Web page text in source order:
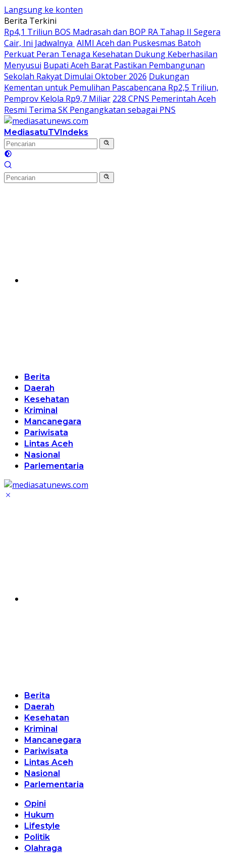
Langsung ke konten
Berita Terkini
Rp4,1 Triliun BOS Madrasah dan BOP RA Tahap II Segera
Cair, Ini Jadwalnya AIMI Aceh dan Puskesmas Batoh
Perkuat Peran Tenaga Kesehatan Dukung Keberhasilan
Menyusui Bupati Aceh Barat Pastikan Pembangunan
Sekolah Rakyat Dimulai Oktober 2026 Dukungan
Kementan untuk Pemulihan Pascabencana Rp2,5 Triliun,
Pemprov Kelola Rp9,7 Miliar 228 CPNS Pemerintah Aceh
Resmi Terima SK Pengangkatan sebagai PNS
MediasatuTVIndeks
Berita
Daerah
Kesehatan
Kriminal
Mancanegara
Pariwisata
Lintas Aceh
Nasional
Parlementaria
Berita
Daerah
Kesehatan
Kriminal
Mancanegara
Pariwisata
Lintas Aceh
Nasional
Parlementaria
Opini
Hukum
Lifestyle
Politik
Olahraga